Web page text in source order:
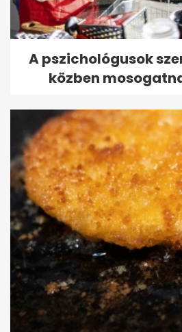
A pszichológusok
közben